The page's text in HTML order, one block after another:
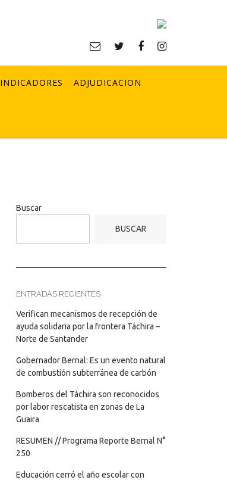
INDICADORES ADJUDICACION
Buscar
BUSCAR
ENTRADAS RECIENTES
Verifican mecanismos de recepción de
ayuda solidaria por la frontera Táchira –
Norte de Santander
Gobernador Bernal: Es un evento natural
de combustión subterránea de carbón
Bomberos del Táchira son reconocidos
por labor rescatista en zonas de La
Guaira
RESUMEN // Programa Reporte Bernal N°
250
Educación cerró el año escolar con